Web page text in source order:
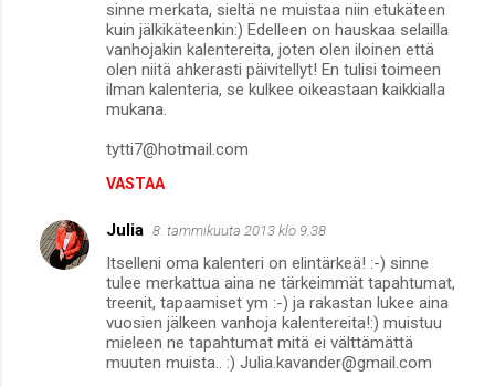
sinne merkata, sieltä ne muistaa niin etukäteen
kuin jälkikäteenkin:) Edelleen on hauskaa selailla
vanhojakin kalentereita, joten olen iloinen että
olen niitä ahkerasti päivitellyt! En tulisi toimeen
ilman kalenteria, se kulkee oikeastaan kaikkialla
mukana.
tytti7@hotmail.com
VASTAA
Julia 8. tammikuuta 2013 klo 9.38
Itselleni oma kalenteri on elintärkeä! :-) sinne
tulee merkattua aina ne tärkeimmät tapahtumat,
treenit, tapaamiset ym :-) ja rakastan lukee aina
vuosien jälkeen vanhoja kalentereita!:) muistuu
mieleen ne tapahtumat mitä ei välttämättä
muuten muista.. :) Julia.kavander@gmail.com